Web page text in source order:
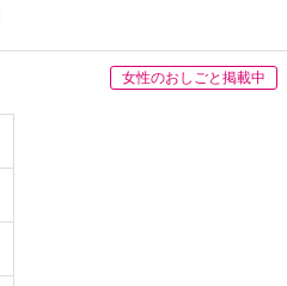
女性のおしごと掲載中